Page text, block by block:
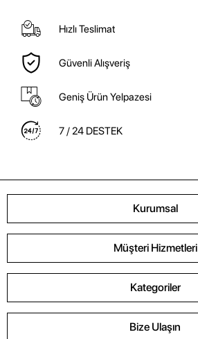
Hızlı Teslimat
Güvenli Alışveriş
Geniş Ürün Yelpazesi
7 / 24 DESTEK
Kurumsal
Müşteri Hizmetleri
Kategoriler
Bize Ulaşın